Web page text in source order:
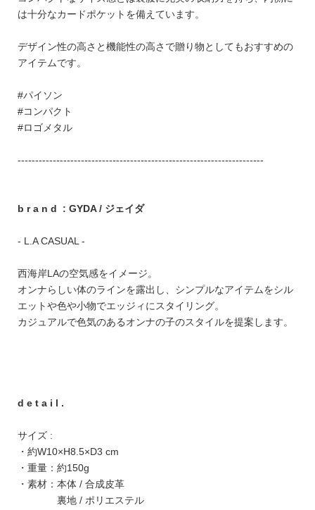
は十分なカードポケットを備えています。
デザイン性の高さと機能性の高さで贈り物としてもおすすめの
アイテムです。
#パイソン
#コンパクト
#ロゴメタル
----------------------------------------------------------------------
b r a n d : GYDA / ジェイダ
- L.A CASUAL -
西海岸LAの空気感をイメージ。
オンナらしい体のラインを露出し、シンプルなアイテムをシル
エットや色や小物でエッジィにスタイリング。
カジュアルで色気のあるオンナの子のスタイルを提案します。
d e t a i l .
サイズ :
・約W10×H8.5×D3 cm
・重量：約150g
・素材：本体 / 合成皮革
裏地 / ポリエステル